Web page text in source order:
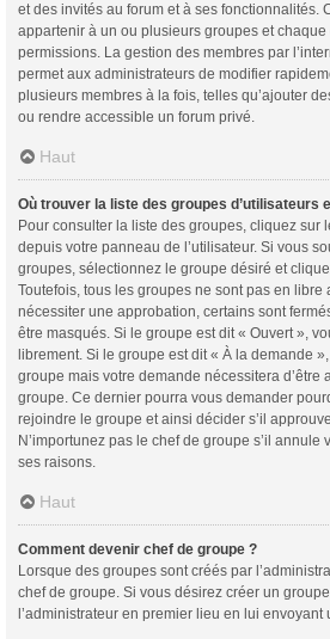
et des invités au forum et à ses fonctionnalités.
appartenir à un ou plusieurs groupes et
permissions. La gestion des membres par
permet aux administrateurs de modifier
plusieurs membres à la fois, telles qu’ajouter
ou rendre accessible un forum privé.
Haut
Où trouver la liste des groupes d’utilisateurs
Pour consulter la liste des groupes, cliquez sur
depuis votre panneau de l’utilisateur. Si vous
groupes, sélectionnez le groupe désiré et
Toutefois, tous les groupes ne sont pas en libre
nécessiter une approbation, certains sont
être masqués. Si le groupe est dit « Ouvert »,
librement. Si le groupe est dit « À la demande
groupe mais votre demande nécessitera d’être
groupe. Ce dernier pourra vous demander
rejoindre le groupe et ainsi décider s’il
N’importunez pas le chef de groupe s’il
ses raisons.
Haut
Comment devenir chef de groupe ?
Lorsque des groupes sont créés par
chef de groupe. Si vous désirez créer un
l’administrateur en premier lieu en lui envoyant